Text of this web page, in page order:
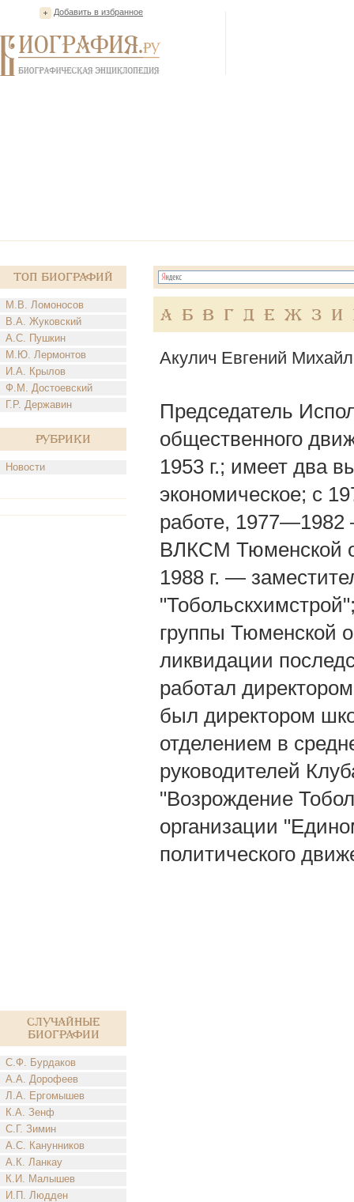
Добавить в избранное
Топ Биографий
М.В. Ломоносов
В.А. Жуковский
А.С. Пушкин
М.Ю. Лермонтов
И.А. Крылов
Ф.М. Достоевский
Г.Р. Державин
Рубрики
Новости
Случайные
биографии
С.Ф. Бурдаков
А.А. Дорофеев
Л.А. Ергомышев
К.А. Зенф
С.Г. Зимин
А.С. Канунников
А.К. Ланкау
К.И. Малышев
И.П. Людден
А Б В Г Д Е Ж З И
Акулич Евгений
Председатель
общественного
1953 г.; имеет два
экономическое; с
работе, 1977—1982
ВЛКСМ Тюменской
1988 г. —
группы Тюменской
ликвидации
работал
был директором
отделением в
руководителей
"Возрождение
организации
политического